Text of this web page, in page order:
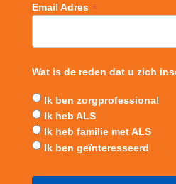
Email Adres *
Wat is de reden dat u zich
Ik ben zorgprofessional
Ik heb ALS
Ik heb familie met ALS
Ik ben geïnteresseerd